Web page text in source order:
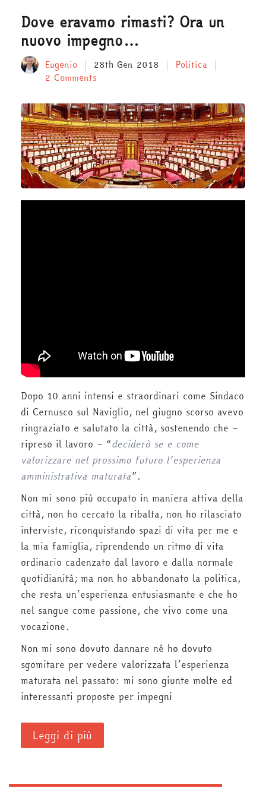
Dove eravamo rimasti? Ora un
nuovo impegno…
Eugenio 28th Gen 2018
Politica
2 Comments
Dopo 10 anni intensi e straordinari come Sindaco
di Cernusco sul Naviglio, nel giugno scorso avevo
ringraziato e salutato la città, sostenendo che –
ripreso il lavoro – “deciderò se e come
valorizzare nel prossimo futuro l’esperienza
amministrativa maturata”.
Non mi sono più occupato in maniera attiva della
città, non ho cercato la ribalta, non ho rilasciato
interviste, riconquistando spazi di vita per me e
la mia famiglia, riprendendo un ritmo di vita
ordinario cadenzato dal lavoro e dalla normale
quotidianità; ma non ho abbandonato la politica,
che resta un’esperienza entusiasmante e che ho
nel sangue come passione, che vivo come una
vocazione.
Non mi sono dovuto dannare né ho dovuto
sgomitare per vedere valorizzata l’esperienza
maturata nel passato: mi sono giunte molte ed
interessanti proposte per impegni
Leggi di più